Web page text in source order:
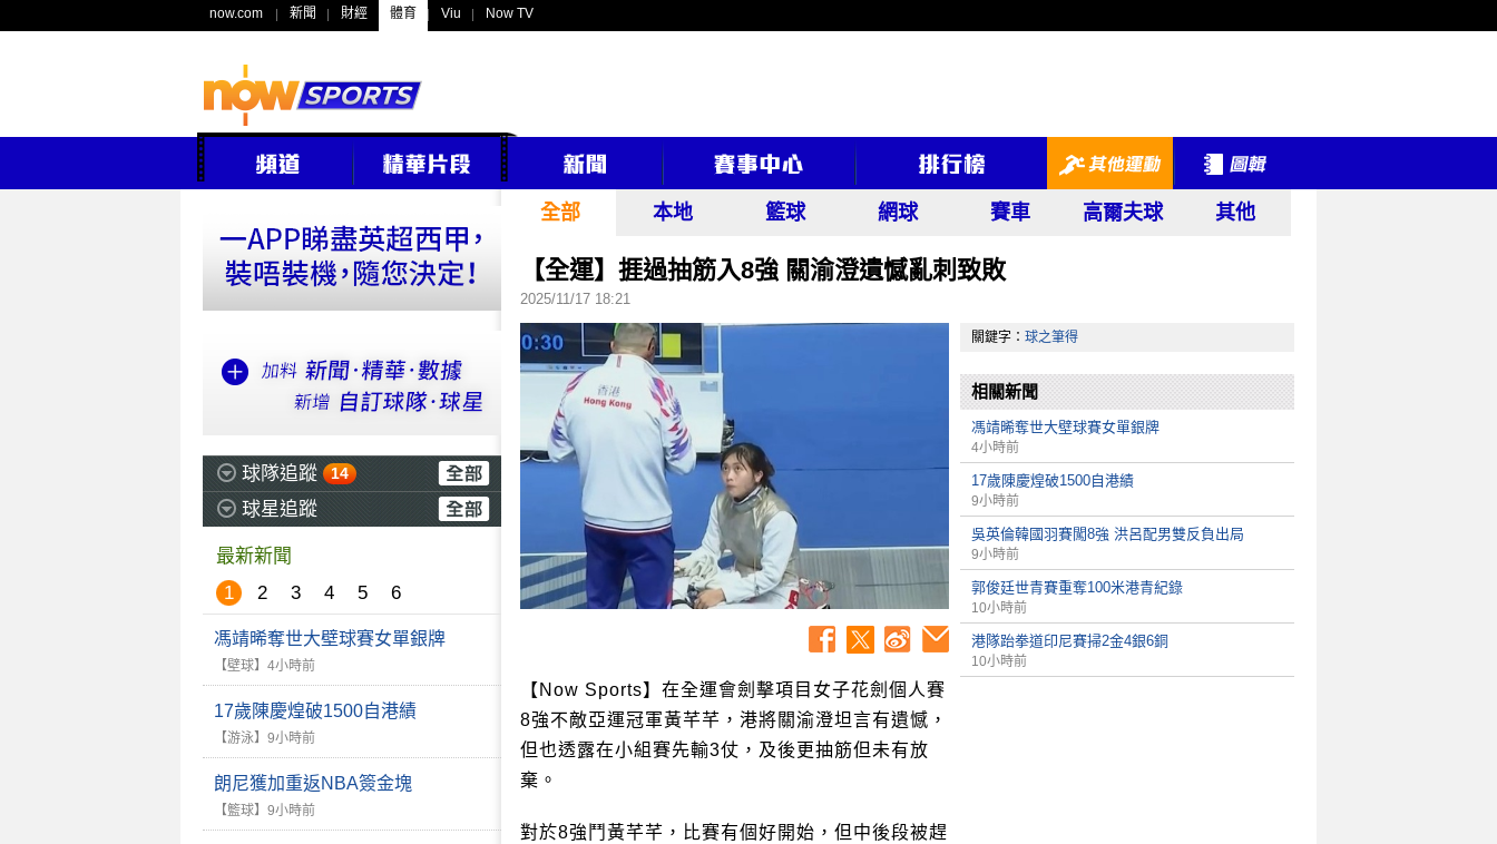
now.com 新聞 財經 體育 Viu Now TV
球隊追蹤 14
球星追蹤
最新新聞
1
2 3 4 5 6
馮靖晞奪世大壁球賽女單銀牌
【壁球】 4小時前
17歲陳慶煌破1500自港績
【游泳】 9小時前
朗尼獲加重返NBA簽金塊
【籃球】 9小時前
全部 本地 籃球 網球 賽車 高爾夫球 其他
【全運】捱過抽筋入8強 關渝澄遺憾亂刺致敗
2025/11/17 18:21
【Now Sports】在全運會劍擊項目女子花劍個人賽
8強不敵亞運冠軍黃芊芊，港將關渝澄坦言有遺憾，
但也透露在小組賽先輸3仗，及後更抽筋但未有放
棄。
對於8強鬥黃芊芊，比賽有個好開始，但中後段被趕
關鍵字： 球之筆得
相關新聞
馮靖晞奪世大壁球賽女單銀牌
4小時前
17歲陳慶煌破1500自港績
9小時前
吳英倫韓國羽賽闖8強 洪呂配男雙反負出局
9小時前
郭俊廷世青賽重奪100米港青紀錄
10小時前
港隊跆拳道印尼賽掃2金4銀6銅
10小時前